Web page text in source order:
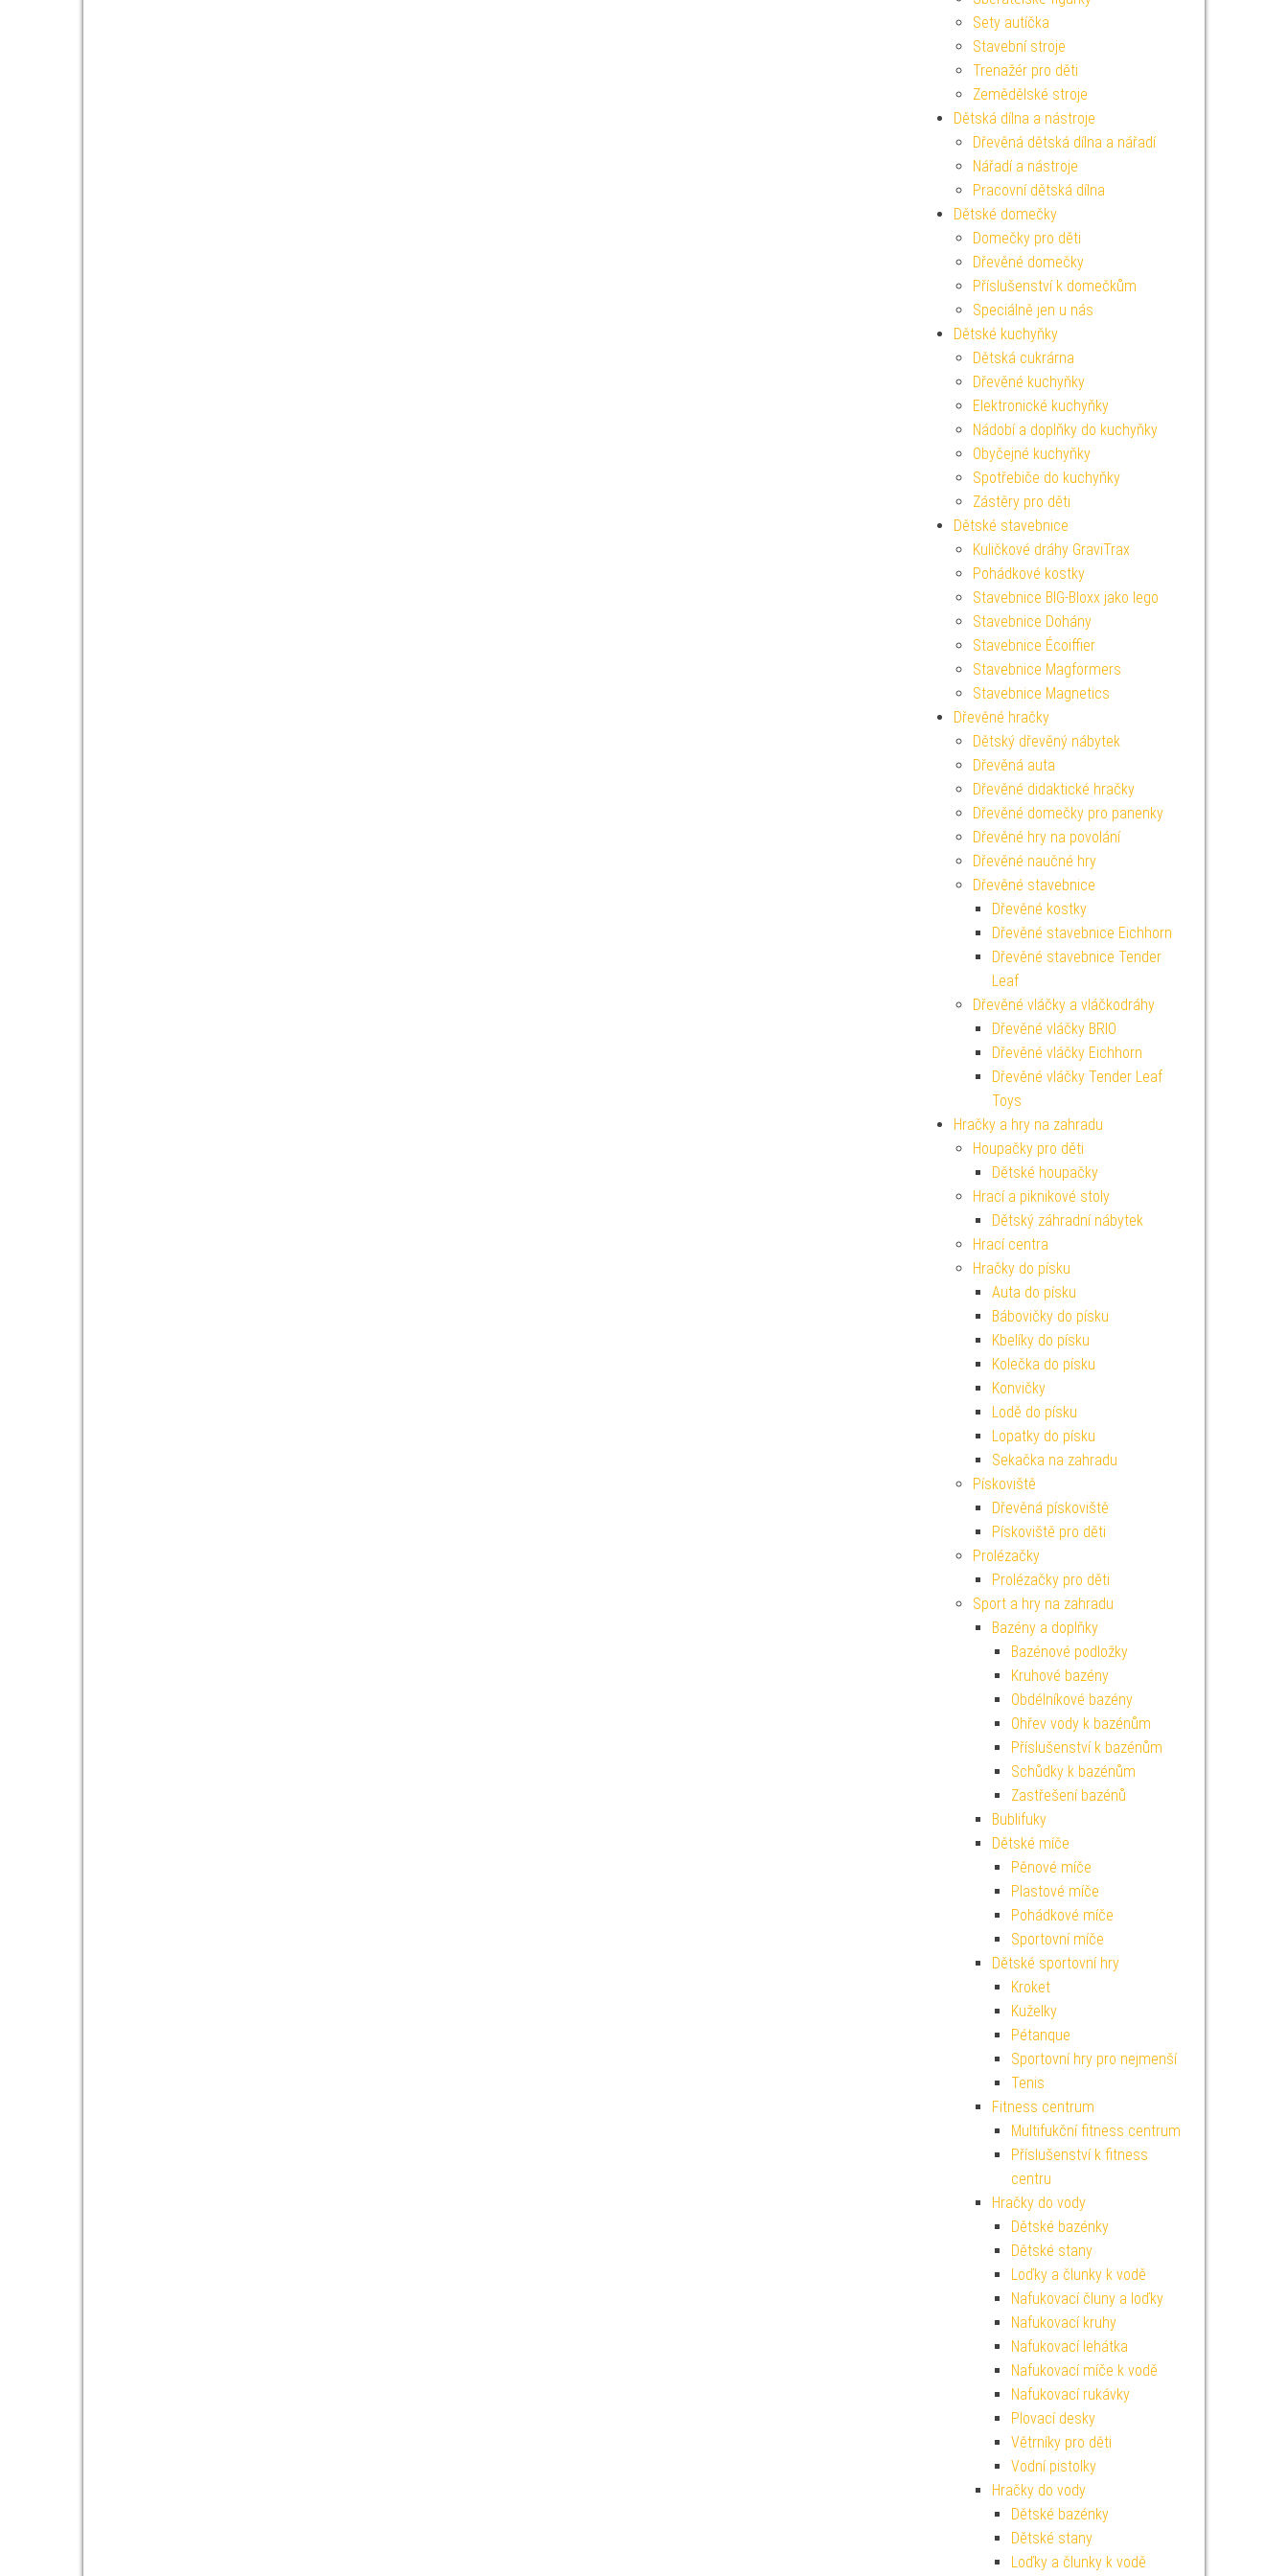
Sety autíčka
Stavební stroje
Trenažér pro děti
Zemědělské stroje
Dětská dílna a nástroje
Dřevěná dětská dílna a nářadí
Nářadí a nástroje
Pracovní dětská dílna
Dětské domečky
Domečky pro děti
Dřevěné domečky
Příslušenství k domečkům
Speciálně jen u nás
Dětské kuchyňky
Dětská cukrárna
Dřevěné kuchyňky
Elektronické kuchyňky
Nádobí a doplňky do kuchyňky
Obyčejné kuchyňky
Spotřebiče do kuchyňky
Zástěry pro děti
Dětské stavebnice
Kuličkové dráhy GraviTrax
Pohádkové kostky
Stavebnice BIG-Bloxx jako lego
Stavebnice Dohány
Stavebnice Écoiffier
Stavebnice Magformers
Stavebnice Magnetics
Dřevěné hračky
Dětský dřevěný nábytek
Dřevěná auta
Dřevěné didaktické hračky
Dřevěné domečky pro panenky
Dřevěné hry na povolání
Dřevěné naučné hry
Dřevěné stavebnice
Dřevěné kostky
Dřevěné stavebnice Eichhorn
Dřevěné stavebnice Tender
Leaf
Dřevěné vláčky a vláčkodráhy
Dřevěné vláčky BRIO
Dřevěné vláčky Eichhorn
Dřevěné vláčky Tender Leaf
Toys
Hračky a hry na zahradu
Houpačky pro děti
Dětské houpačky
Hrací a piknikové stoly
Dětský záhradní nábytek
Hrací centra
Hračky do písku
Auta do písku
Bábovičky do písku
Kbelíky do písku
Kolečka do písku
Konvičky
Lodě do písku
Lopatky do písku
Sekačka na zahradu
Pískoviště
Dřevěná pískoviště
Pískoviště pro děti
Prolézačky
Prolézačky pro děti
Sport a hry na zahradu
Bazény a doplňky
Bazénové podložky
Kruhové bazény
Obdélníkové bazény
Ohřev vody k bazénům
Příslušenství k bazénům
Schůdky k bazénům
Zastřešení bazénů
Bublifuky
Dětské míče
Pěnové míče
Plastové míče
Pohádkové míče
Sportovní míče
Dětské sportovní hry
Kroket
Kuželky
Pétanque
Sportovní hry pro nejmenší
Tenis
Fitness centrum
Multifukční fitness centrum
Příslušenství k fitness
centru
Hračky do vody
Dětské bazénky
Dětské stany
Loďky a člunky k vodě
Nafukovací čluny a loďky
Nafukovací kruhy
Nafukovací lehátka
Nafukovací míče k vodě
Nafukovací rukávky
Plovací desky
Větrníky pro děti
Vodní pistolky
Hračky do vody
Dětské bazénky
Dětské stany
Loďky a člunky k vodě